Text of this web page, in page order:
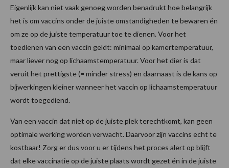
Eigenlijk kan niet vaak genoeg worden benadrukt hoe belangrijk
het is om vaccins onder de juiste omstandigheden te bewaren én
om ze op de juiste temperatuur toe te dienen. Voor het
toedienen van een vaccin geldt: minimaal op kamertemperatuur,
maar liever nog op lichaamstemperatuur. Voor het dier is dat
veruit het prettigste (= minder stress) en daarnaast is de kans op
bijwerkingen kleiner wanneer het vaccin op lichaamstemperatuur
wordt toegediend.
Van een vaccin dat niet op de juiste plek terechtkomt, kan geen
optimale werking worden verwacht. Daarvoor zijn vaccins echt te
kostbaar! Zorg er dus voor u er tijdens het proces alert op blijft
dat elke vaccinatie op de juiste plaats wordt gezet én in de juiste